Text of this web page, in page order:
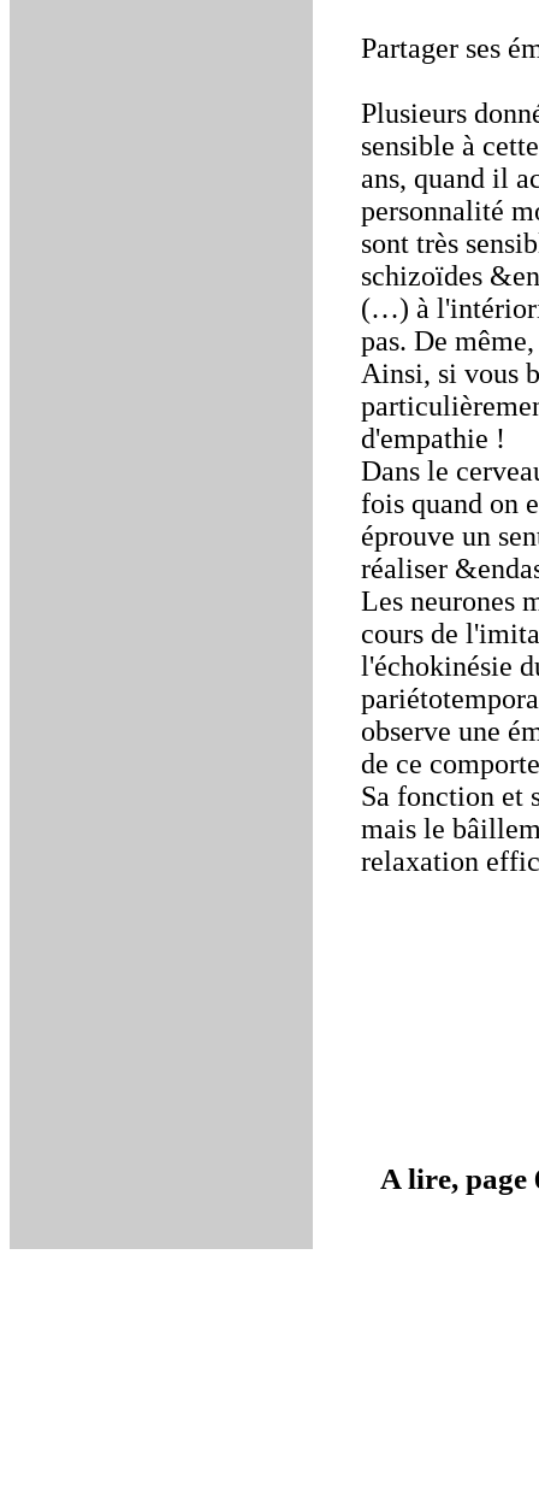
Partager ses
Plusieurs
sensible à
ans, quand il
personnalité
sont très
schizoïdes
(…) à
pas. De
Ainsi, si vous
d'empathie !
Dans le
fois quand on
éprouve un
réaliser
Les neurones
cours de
l'échokinésie
observe une
de ce
Sa fonction et
mais le
relaxation
A lire, page